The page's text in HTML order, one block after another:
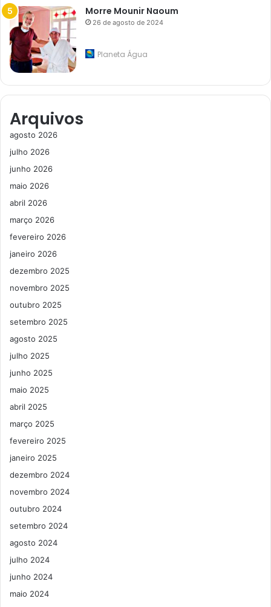
Morre Mounir Naoum
26 de agosto de 2024
Planeta Água
Arquivos
agosto 2026
julho 2026
junho 2026
maio 2026
abril 2026
março 2026
fevereiro 2026
janeiro 2026
dezembro 2025
novembro 2025
outubro 2025
setembro 2025
agosto 2025
julho 2025
junho 2025
maio 2025
abril 2025
março 2025
fevereiro 2025
janeiro 2025
dezembro 2024
novembro 2024
outubro 2024
setembro 2024
agosto 2024
julho 2024
junho 2024
maio 2024